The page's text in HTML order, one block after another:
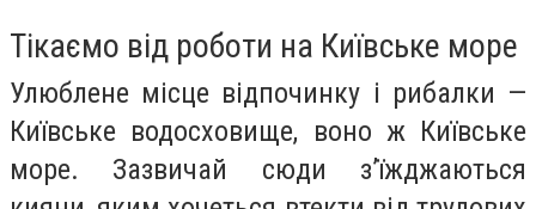
Тікаємо від роботи на Київське море
Улюблене місце відпочинку і рибалки —
Київське водосховище, воно ж Київське
море. Зазвичай сюди з’їжджаються